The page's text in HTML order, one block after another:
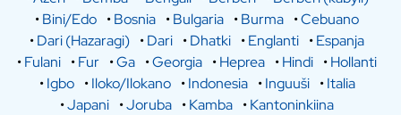
•Bini/Edo •Bosnia •Bulgaria •Burma •Cebuano
•Dari (Hazaragi) •Dari •Dhatki •Englanti •Espanja
•Fulani •Fur •Ga •Georgia •Heprea •Hindi •Hollanti
•Igbo •Iloko/Ilokano •Indonesia •Inguuši •Italia
•Japani •Joruba •Kamba •Kantoninkiina